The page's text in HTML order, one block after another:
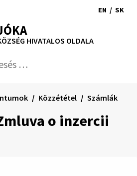
EN / SK
HIVATALOS OLDALA
o inzercii
Közzététel Számlák